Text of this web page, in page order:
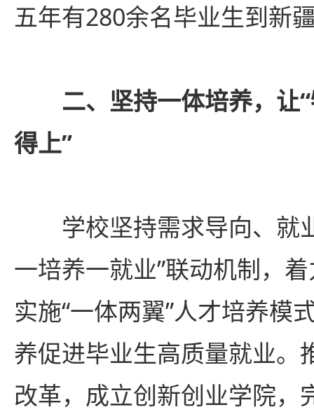
五年有280余名毕业生到新
二、坚持一体培养，让
得上”
学校坚持需求导向、就
一培养一就业”联动机制，
实施“一体两翼”人才培养模
养促进毕业生高质量就业。
改革，成立创新创业学院，